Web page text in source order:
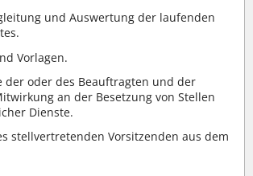
und Auswertung der laufenden
Vorlagen.
der oder des Beauftragten und der
an der Besetzung von Stellen
Dienste.
stellvertretenden Vorsitzenden aus dem